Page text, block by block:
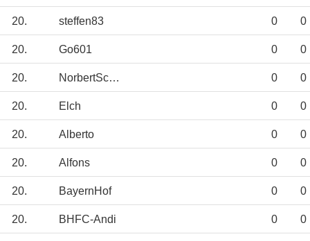
20. steffen83 0 0
20. Go601 0 0
20. NorbertSchlegel 0 0
20. Elch 0 0
20. Alberto 0 0
20. Alfons 0 0
20. BayernHof 0 0
20. BHFC-Andi 0 0